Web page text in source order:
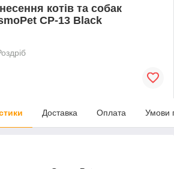
котів та собак
CP-13 Black
Доставка Оплата Умови